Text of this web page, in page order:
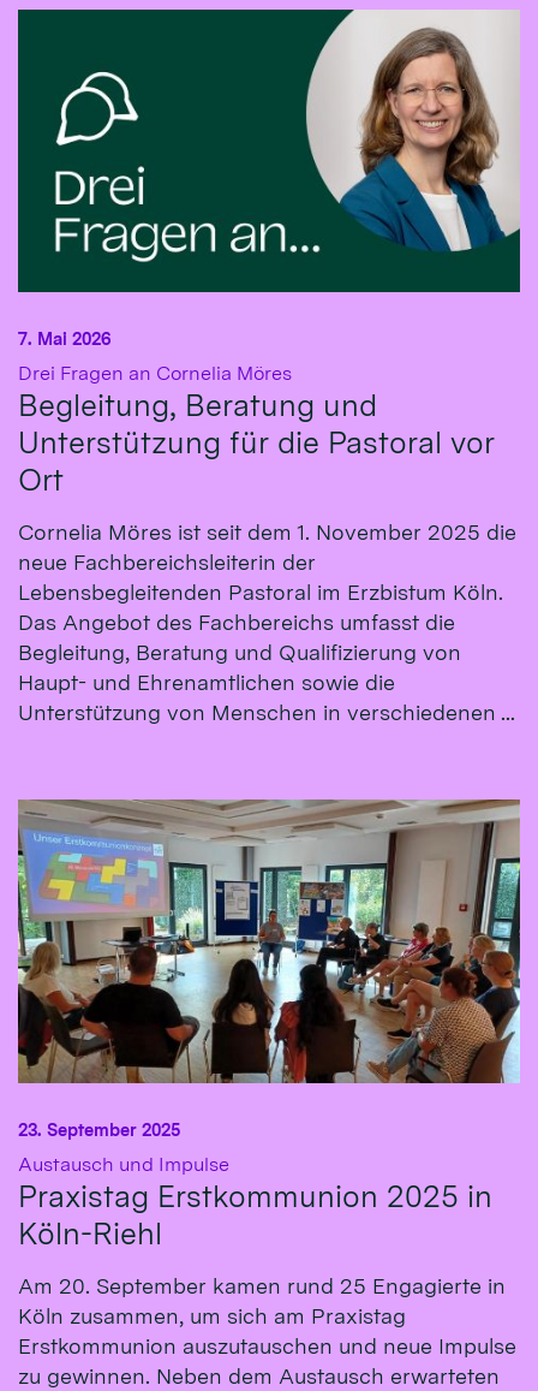
Drei Fragen an Cornelia Möres:
Begleitung, Beratung und
Unterstützung für die Pastoral vor
Ort
7. Mai 2026
Cornelia Möres ist seit dem 1. November 2025 die
neue Fachbereichsleiterin der
Lebensbegleitenden Pastoral im Erzbistum Köln.
Das Angebot des Fachbereichs umfasst die
Begleitung, Beratung und Qualifizierung von
Haupt- und Ehrenamtlichen sowie die
Unterstützung von Menschen in verschiedenen ...
Austausch und Impulse
Praxistag Erstkommunion 2025 in
Köln-Riehl
23. September 2025
Am 20. September kamen rund 25 Engagierte in
Köln zusammen, um sich am Praxistag
Erstkommunion auszutauschen und neue Impulse
zu gewinnen. Neben dem Austausch erwarteten